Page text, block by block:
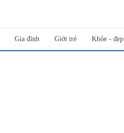
Gia đình Giới trẻ Khỏe - đẹp